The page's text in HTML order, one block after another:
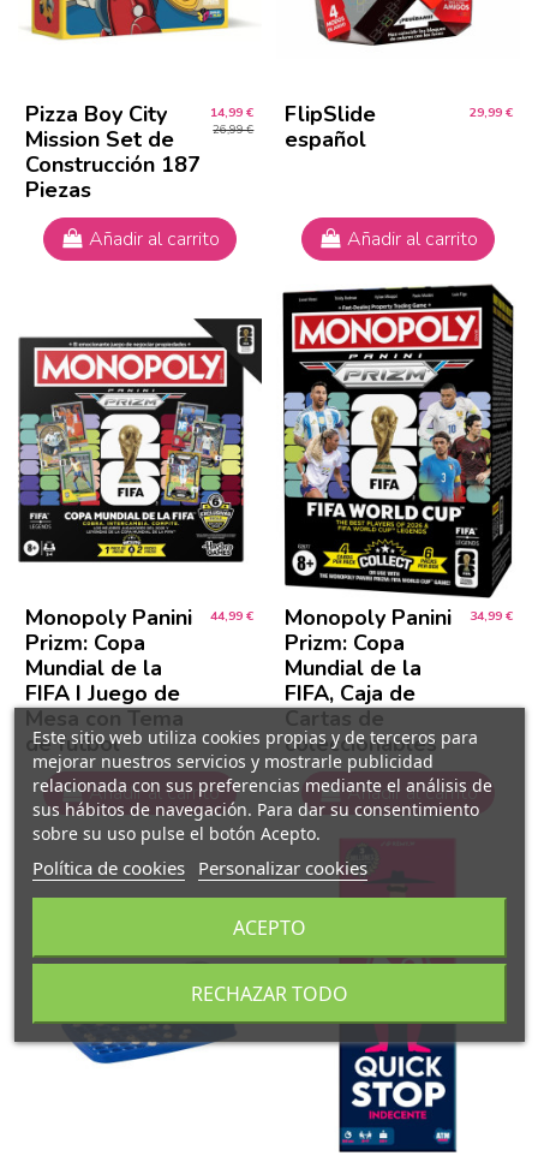
Pizza Boy City
Mission Set de
Construcción 187
Piezas
14,99 €
26,99 €
Añadir al carrito
FlipSlide
español
29,99 €
Añadir al carrito
Monopoly Panini
Prizm: Copa
Mundial de la
FIFA I Juego de
Mesa con Tema
de fútbol
44,99 €
Añadir al carrito
Monopoly Panini
Prizm: Copa
Mundial de la
FIFA, Caja de
Cartas de
coleccionables
34,99 €
Añadir al carrito
Este sitio web utiliza cookies propias y de terceros para
mejorar nuestros servicios y mostrarle publicidad
relacionada con sus preferencias mediante el análisis de
sus hábitos de navegación. Para dar su consentimiento
sobre su uso pulse el botón Acepto.
Política de cookies Personalizar cookies
RECHAZAR TODO
ACEPTO